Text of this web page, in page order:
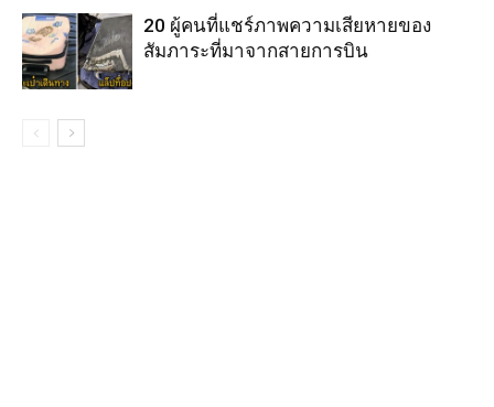
20 ผู้คนที่แชร์ภาพความเสียหายของ
สัมภาระที่มาจากสายการบิน